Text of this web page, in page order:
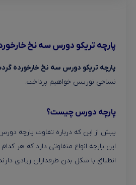
پارچه تریکو دورس سه نخ
پارچه تریکو دورس سه نخ خارخورده
نساجی نوریس خواهیم پرداخت.
پارچه دورس چیست؟
پیش از این که درباره تفاوت پارچه
این پارچه انواع متفاوتی دارد که هر
انطباق با شکل بدن طرفداران زیادی